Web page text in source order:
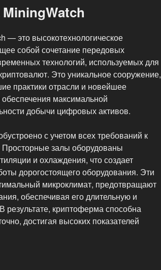
— это высокотехнологическое
собой сочетание передовых
технологий, используемых для
Это уникальное сооружение,
практики отрасли и новейшее
максимальной
добычи цифровых активов.
с учетом всех требований к
залы оборудованы
и охлаждения, что создает
дорогостоящего оборудования. Эти
микроклимат, предотвращают
обеспечивая его длительную и
результате, криптоферма способна
достигая высоких показателей